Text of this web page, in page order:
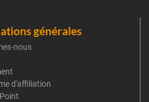
générales
nous
d'affiliation